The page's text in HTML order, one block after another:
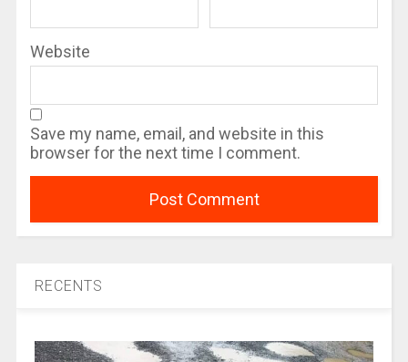
Website
Save my name, email, and website in this
browser for the next time I comment.
RECENTS